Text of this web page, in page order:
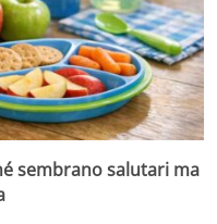
sembrano salutari ma